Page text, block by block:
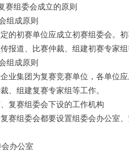
赛组委会成立的原则
组成原则
的初赛单位应成立初赛组委会。
报道、比赛仲裁、组建初赛专家组
组成原则
业集团为复赛竞赛单位，各单位
、组建复赛专家组等工作。
、复赛组委会下设的工作机构
赛组委会都要设置组委会办公室
办公室